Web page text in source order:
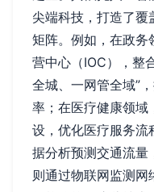
尖端科技，打造了覆
矩阵。例如，在政务
营中心（IOC），整
全城、一网管全域”
率；在医疗健康领域
设，优化医疗服务流
据分析预测交通流量
则通过物联网监测